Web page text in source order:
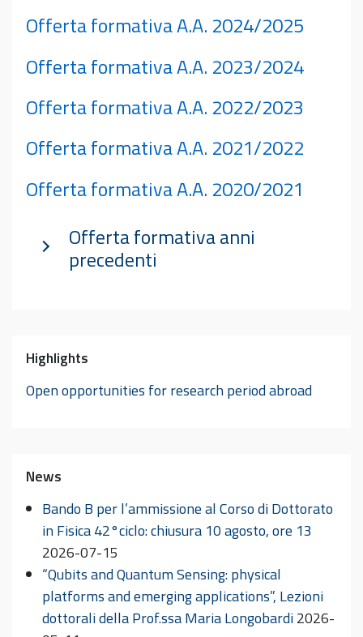
Offerta formativa A.A. 2024/2025
Offerta formativa A.A. 2023/2024
Offerta formativa A.A. 2022/2023
Offerta formativa A.A. 2021/2022
Offerta formativa A.A. 2020/2021
Offerta formativa anni
precedenti
Highlights
Open opportunities for research period abroad
News
Bando B per l’ammissione al Corso di Dottorato
in Fisica 42°ciclo: chiusura 10 agosto, ore 13
2026-07-15
“Qubits and Quantum Sensing: physical
platforms and emerging applications”, Lezioni
dottorali della Prof.ssa Maria Longobardi2026-